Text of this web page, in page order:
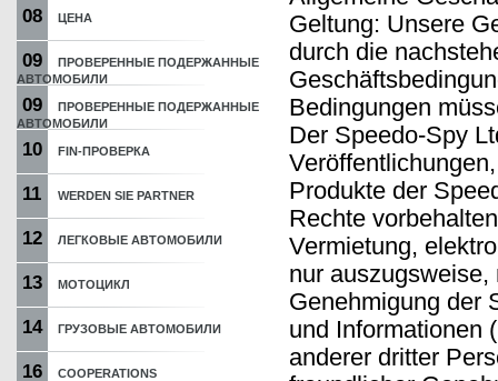
08 ЦЕНА
09
ПРОВЕРЕННЫЕ ПОДЕРЖАННЫЕ
АВТОМОБИЛИ
09
ПРОВЕРЕННЫЕ ПОДЕРЖАННЫЕ
АВТОМОБИЛИ
10 FIN-ПРОВЕРКА
11 WERDEN SIE PARTNER
12 ЛЕГКОВЫЕ АВТОМОБИЛИ
13 МОТОЦИКЛ
14 ГРУЗОВЫЕ АВТОМОБИЛИ
16 COOPERATIONS
Geltung: Unsere
durch die
Bedingungen
Der Speedo-Spy
Produkte der
Rechte
Vermietung,
nur
Genehmigung der
und Informationen
anderer dritter